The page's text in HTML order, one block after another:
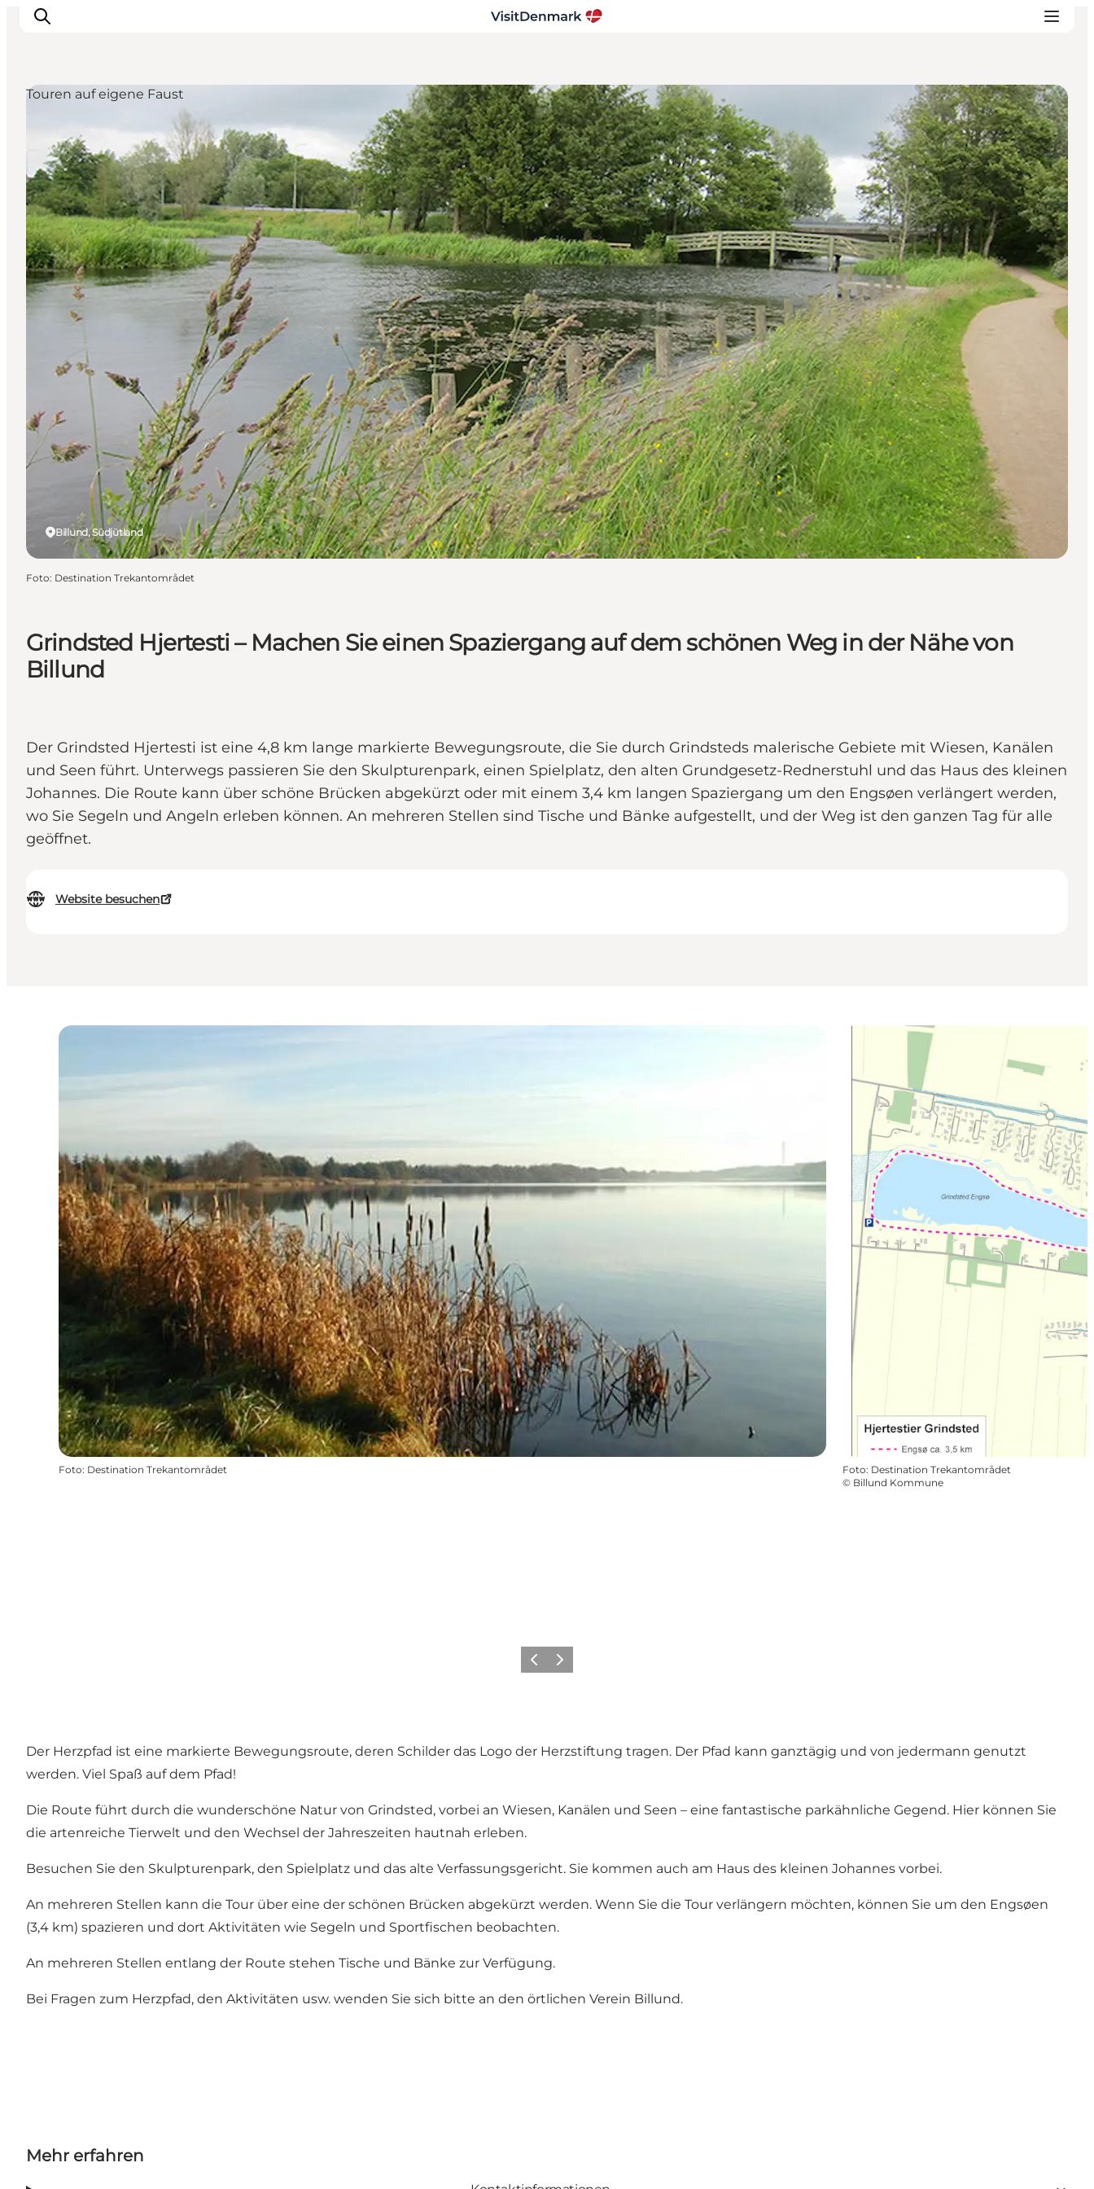
Inspiration
Regionen
Erlebnisse
Unterkünfte
Reiseplanung
Grindsted Hjertesti – Machen Sie einen Spaziergang auf dem schönen Weg in der Nähe von
Billund
Der Grindsted Hjertesti ist eine 4,8 km lange markierte Bewegungsroute, die Sie durch Grindsteds malerische Gebiete mit Wiesen, Kanälen
und Seen führt. Unterwegs passieren Sie den Skulpturenpark, einen Spielplatz, den alten Grundgesetz-Rednerstuhl und das Haus des kleinen
Johannes. Die Route kann über schöne Brücken abgekürzt oder mit einem 3,4 km langen Spaziergang um den Engsøen verlängert werden,
wo Sie Segeln und Angeln erleben können. An mehreren Stellen sind Tische und Bänke aufgestellt, und der Weg ist den ganzen Tag für alle
geöffnet.
Website besuchen
Billund, Südjütland
Touren auf eigene Faust
Foto: Destination Trekantområdet
Foto: Destination Trekantområdet Foto: Destination Trekantområdet
© Billund Kommune
ZurückWeiter
Der Herzpfad ist eine markierte Bewegungsroute, deren Schilder das Logo der Herzstiftung tragen. Der Pfad kann ganztägig und von jedermann genutzt
werden. Viel Spaß auf dem Pfad!
Die Route führt durch die wunderschöne Natur von Grindsted, vorbei an Wiesen, Kanälen und Seen – eine fantastische parkähnliche Gegend. Hier können Sie
die artenreiche Tierwelt und den Wechsel der Jahreszeiten hautnah erleben.
Besuchen Sie den Skulpturenpark, den Spielplatz und das alte Verfassungsgericht. Sie kommen auch am Haus des kleinen Johannes vorbei.
An mehreren Stellen kann die Tour über eine der schönen Brücken abgekürzt werden. Wenn Sie die Tour verlängern möchten, können Sie um den Engsøen
(3,4 km) spazieren und dort Aktivitäten wie Segeln und Sportfischen beobachten.
An mehreren Stellen entlang der Route stehen Tische und Bänke zur Verfügung.
Bei Fragen zum Herzpfad, den Aktivitäten usw. wenden Sie sich bitte an den örtlichen Verein Billund.
Mehr erfahren